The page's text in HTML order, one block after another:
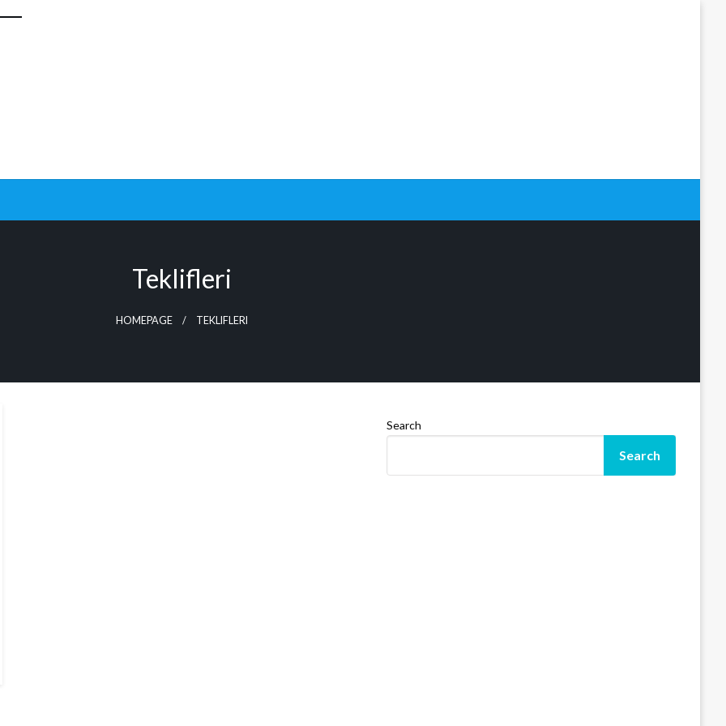
Teklifleri
HOMEPAGE TEKLIFLERI
Search
Search